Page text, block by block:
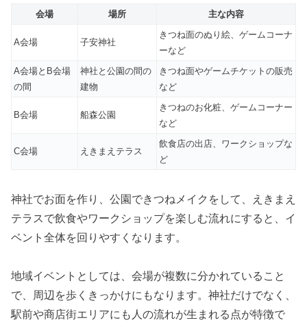
会場 場所 主な内容
A会場 子安神社
きつね面のぬり絵、ゲームコーナ
ーなど
A会場とB会場
の間
神社と公園の間の
建物
きつね面やゲームチケットの販売
など
B会場 船森公園
きつねのお化粧、ゲームコーナー
など
C会場 えきまえテラス
飲食店の出店、ワークショップな
ど
神社でお面を作り、公園できつねメイクをして、えきまえ
テラスで飲食やワークショップを楽しむ流れにすると、イ
ベント全体を回りやすくなります。
地域イベントとしては、会場が複数に分かれていること
で、周辺を歩くきっかけにもなります。神社だけでなく、
駅前や商店街エリアにも人の流れが生まれる点が特徴で